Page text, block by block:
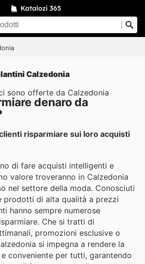
Calzedonia
sono offerte da Calzedonia
denaro da
risparmiare sui loro acquisti
di fare acquisti intelligenti e
valore troveranno in Calzedonia
nel settore della moda. Conosciuti
prodotti di alta qualità a prezzi
hanno sempre numerose
Che si tratti di
promozioni esclusive o
si impegna a rendere la
conveniente per tutti, garantendo